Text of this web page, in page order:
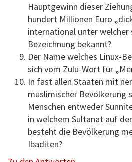
Hauptgewinn dieser
hundert Millionen Euro
international unter welcher
Bezeichnung bekannt?
Der Name welches Linux-
sich vom Zulu-Wort für
In fast allen Staaten mit
muslimischer Bevölkerung
Menschen entweder
in welchem Sultanat auf
besteht die Bevölkerung
Ibaditen?